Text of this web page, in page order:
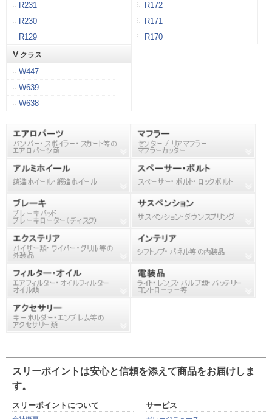
R231
R230
R129
R172
R171
R170
V クラス
W447
W639
W638
スリーポイントは安心と信頼を添えて商品をお届けしま
す。
スリーポイントについて サービス